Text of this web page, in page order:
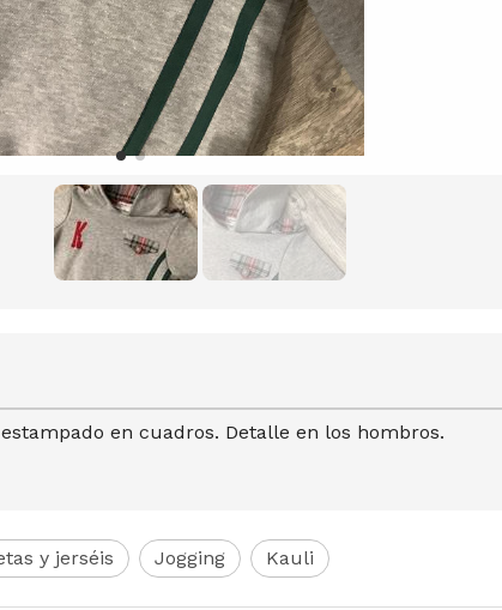
en cuadros. Detalle en los hombros.
y jerséis Jogging Kauli